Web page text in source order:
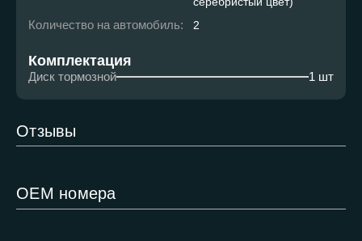
Количество на автомобиль: 2
Комплектация
Диск тормозной 1 шт
Отзывы
ОЕМ номера